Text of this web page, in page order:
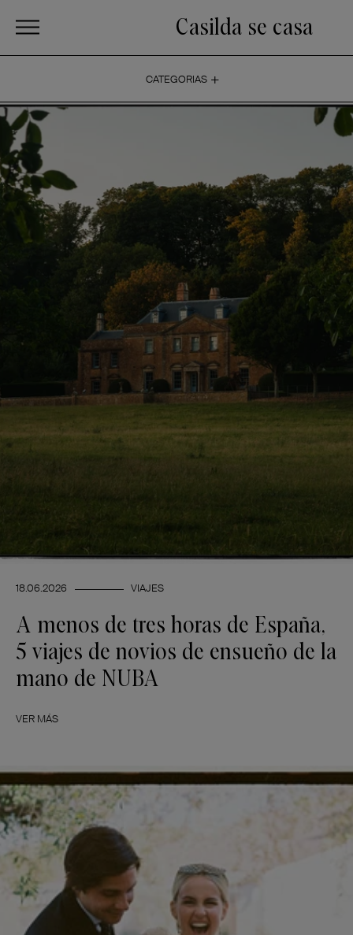
Casilda se casa
CATEGORIAS +
18.06.2026 VIAJES
A menos de tres horas de España,
5 viajes de novios de ensueño de la
mano de NUBA
VER MÁS